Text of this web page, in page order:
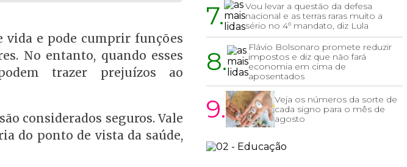
vida e pode cumprir funções
No entanto, quando esses
trazer prejuízos ao
considerados seguros. Vale
do ponto de vista da saúde,
7.
Vou levar a questão da defesa
nacional e as terras raras muito a
sério no 4º mandato, diz Lula
8.
Flávio Bolsonaro promete reduzir
impostos e diz que não fará
economia em cima de
aposentados
9.
Veja os números da sorte de
cada signo para o mês de
agosto